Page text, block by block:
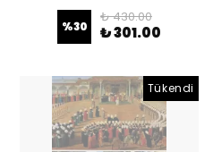
%30
₺ 430.00
₺ 301.00
Tükendi